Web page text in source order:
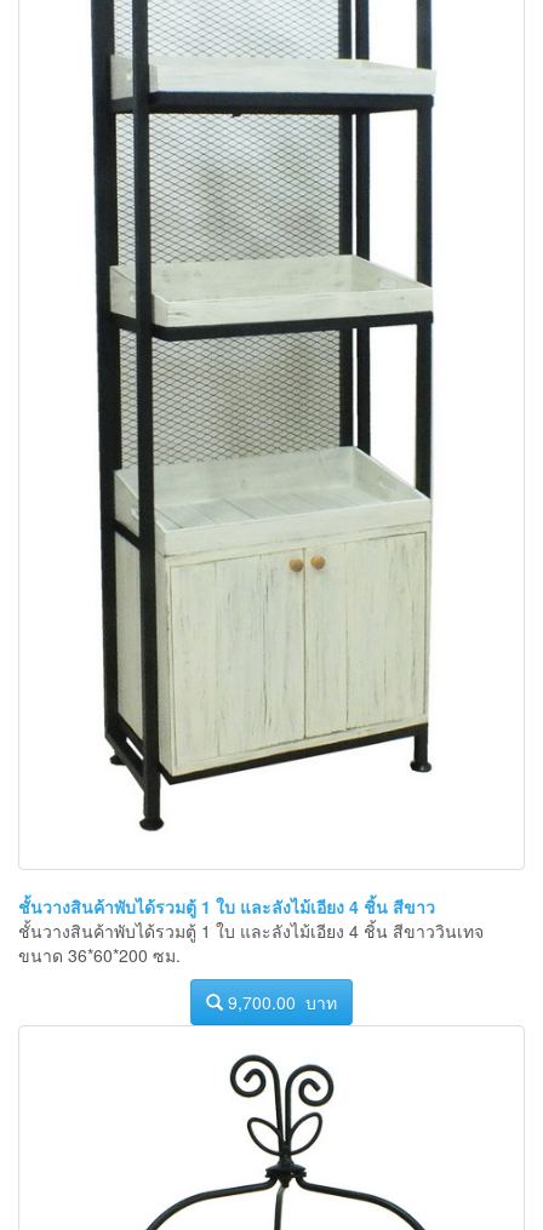
ชั้นวางสินค้าพับได้รวมตู้ 1 ใบ และลังไม้เอียง 4 ชิ้น สีขาว
ชั้นวางสินค้าพับได้รวมตู้ 1 ใบ และลังไม้เอียง 4 ชิ้น สีขาววินเทจ
ขนาด 36*60*200 ซม.
9,700.00 บาท